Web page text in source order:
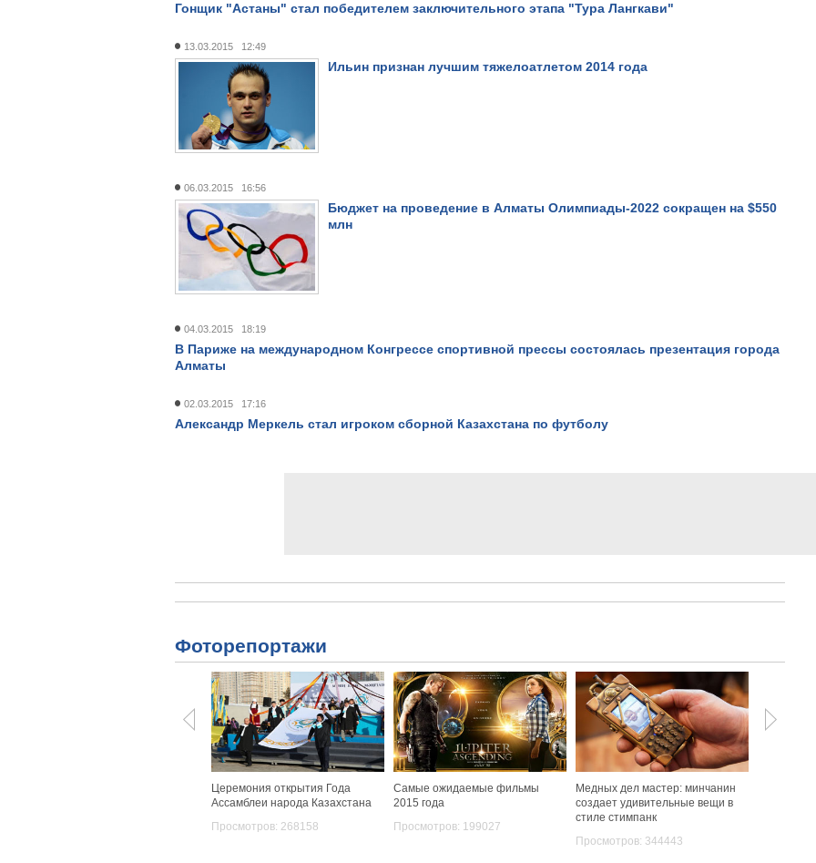
Гонщик "Астаны" стал победителем заключительного этапа "Тура Лангкави"
13.03.2015 12:49
Ильин признан лучшим тяжелоатлетом 2014 года
06.03.2015 16:56
Бюджет на проведение в Алматы Олимпиады-2022 сокращен на $550
млн
04.03.2015 18:19
В Париже на международном Конгрессе спортивной прессы состоялась презентация города
Алматы
02.03.2015 17:16
Александр Меркель стал игроком сборной Казахстана по футболу
Фоторепортажи
Церемония открытия Года
Ассамблеи народа Казахстана
Просмотров: 268158
Самые ожидаемые фильмы
2015 года
Просмотров: 199027
Медных дел мастер: минчанин
создает удивительные вещи в
стиле стимпанк
Просмотров: 344443